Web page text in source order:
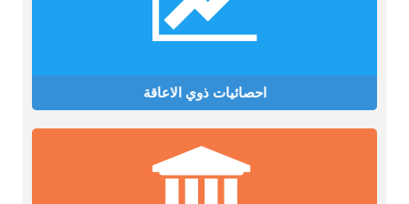
احصائيات ذوي الاعاقة